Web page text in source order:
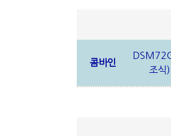
콤바인
조식)